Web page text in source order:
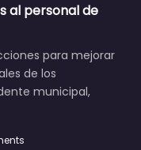
al personal de
para mejorar
de los
municipal,